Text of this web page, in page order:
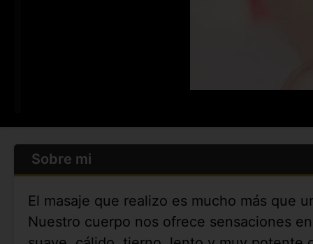
Sobre mi
El masaje que realizo es mucho más que
Nuestro cuerpo nos ofrece sensaciones